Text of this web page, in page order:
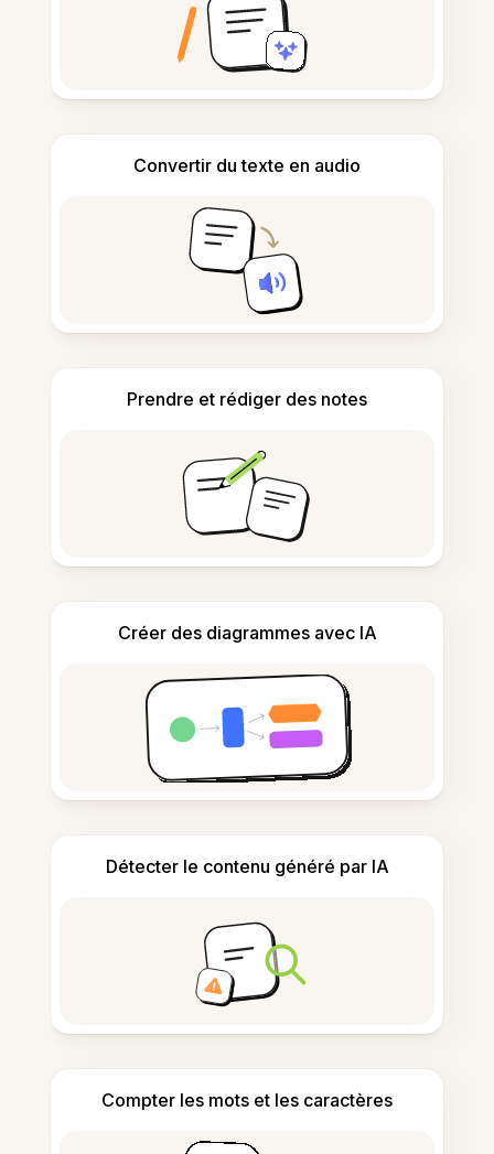
Convertir du texte en audio
Prendre et rédiger des notes
Créer des diagrammes avec IA
Détecter le contenu généré par IA
Compter les mots et les caractères